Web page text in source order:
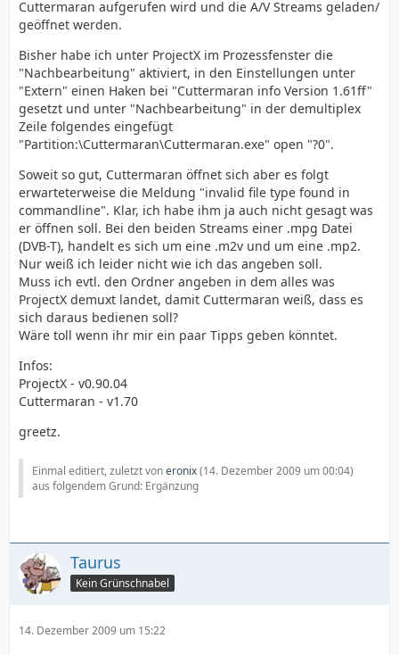
Cuttermaran aufgerufen wird und die A/V Streams geladen/
geöffnet werden.
Bisher habe ich unter ProjectX im Prozessfenster die
"Nachbearbeitung" aktiviert, in den Einstellungen unter
"Extern" einen Haken bei "Cuttermaran info Version 1.61ff"
gesetzt und unter "Nachbearbeitung" in der demultiplex
Zeile folgendes eingefügt
"Partition:\Cuttermaran\Cuttermaran.exe" open "?0".
Soweit so gut, Cuttermaran öffnet sich aber es folgt
erwarteterweise die Meldung "invalid file type found in
commandline". Klar, ich habe ihm ja auch nicht gesagt was
er öffnen soll. Bei den beiden Streams einer .mpg Datei
(DVB-T), handelt es sich um eine .m2v und um eine .mp2.
Nur weiß ich leider nicht wie ich das angeben soll.
Muss ich evtl. den Ordner angeben in dem alles was
ProjectX demuxt landet, damit Cuttermaran weiß, dass es
sich daraus bedienen soll?
Wäre toll wenn ihr mir ein paar Tipps geben könntet.
Infos:
ProjectX - v0.90.04
Cuttermaran - v1.70
greetz.
Einmal editiert, zuletzt voneronix(14. Dezember 2009 um 00:04)
aus folgendem Grund: Ergänzung
Taurus
Kein Grünschnabel
14. Dezember 2009 um 15:22